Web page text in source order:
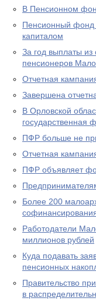
В Пенсионном
Пенсионный фонд
капиталом
За год выплаты из
пенсионеров
Отчетная
Завершена
В Орловской
государственная
ПФР больше не
Отчетная
ПФР объявляет
Более 200
Работодатели
миллионов рублей
Куда подавать
пенсионных
Правительство
в